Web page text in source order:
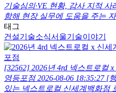
기술심의·VE 현황, 감사 지적
함해 현장 실무에 도움을 주는
태그
건설기술소식서울기술이야기
[32562] 2026년 4rd 넥스트로컬
영등포점 2026-08-06 18:35:27 [
있는 넥스트로컬 신세계백화점